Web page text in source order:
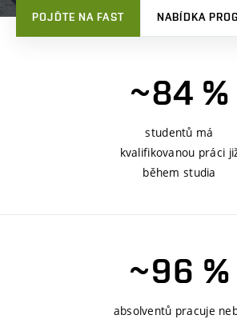
POJĎTE NA FAST NABÍDKA
~84 %
studentů má
kvalifikovanou práci
během studia
~96 %
absolventů pracuje